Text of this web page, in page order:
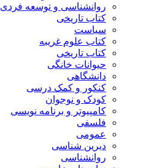
روانشناسی و توسعه فردی
کتاب تاریخی
سیاست
کتاب علوم غریبه
کتاب تاریخی
حیوانات خانگی
دانشگاهی
کنکور و کمک‌ درسی
کودک و نوجوان
کامپیوتر و برنامه نویسی
فلسفی
عمومی
دیرین شناسی
روانشناسی